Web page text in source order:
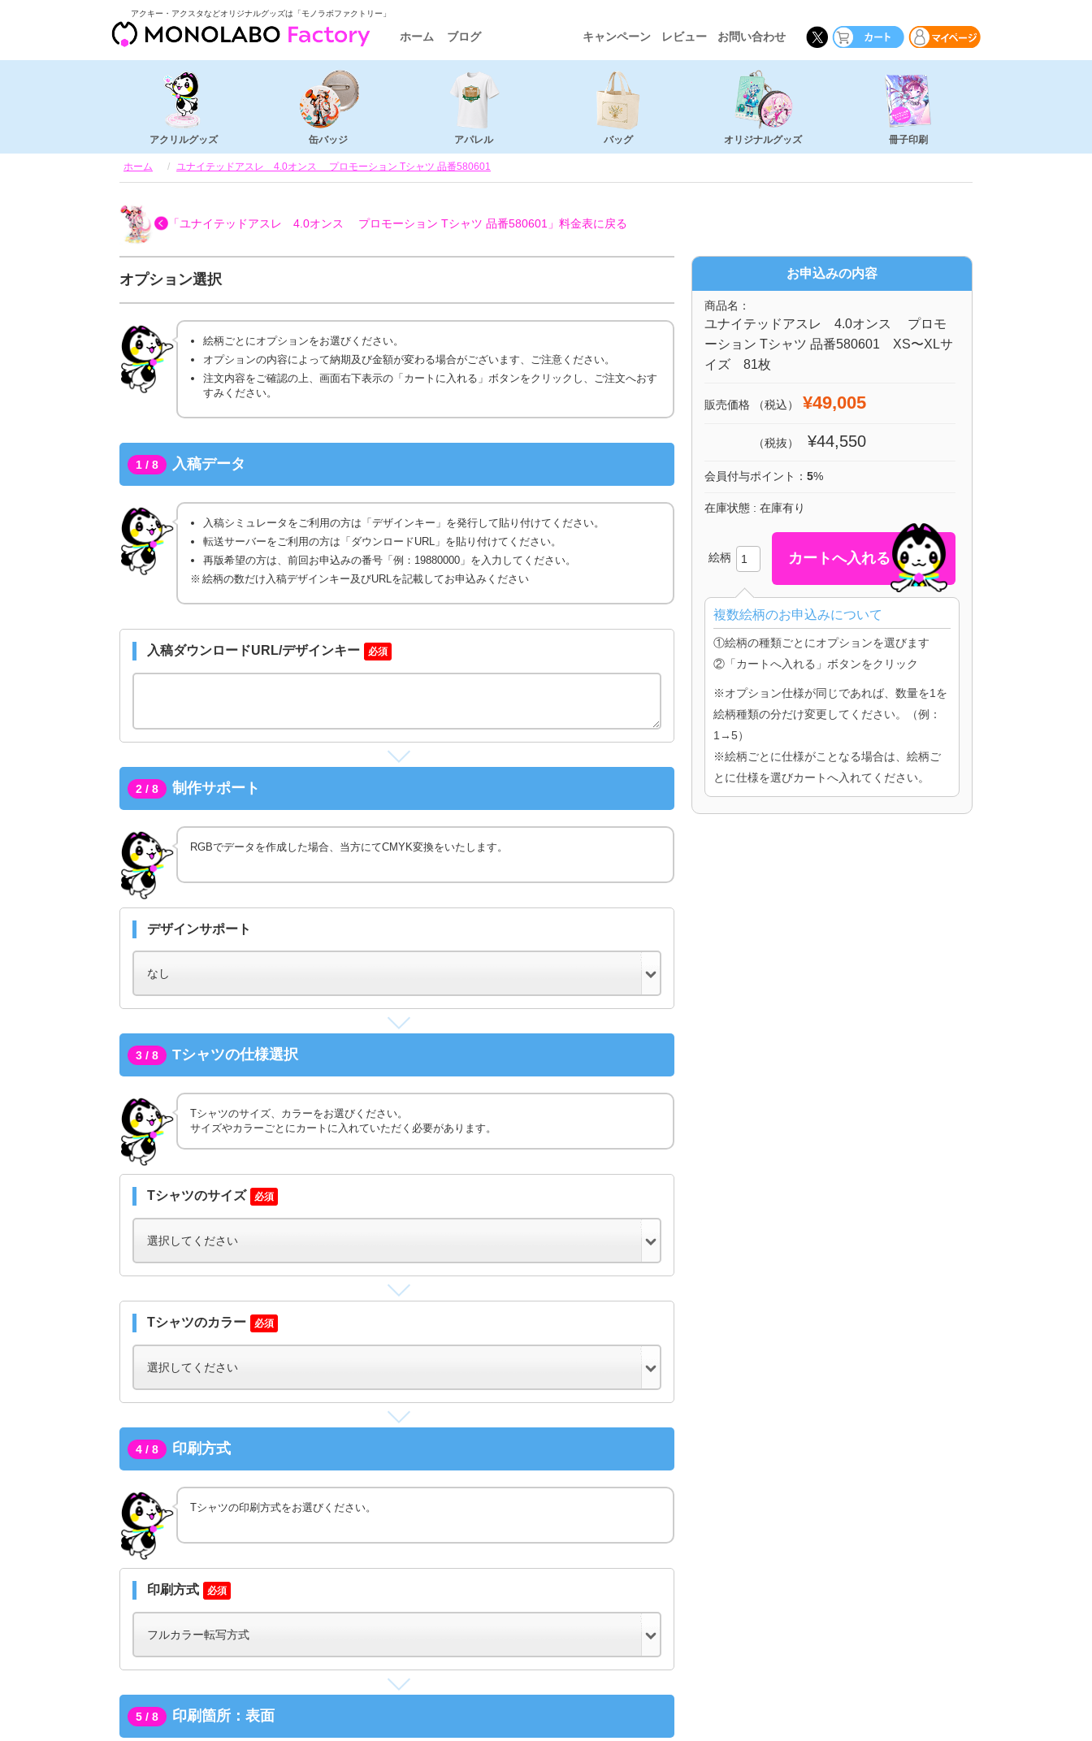
アクキー・アクスタなどオリジナルグッズは「モノラボファクトリー」
ホーム ブログ キャンペーン レビュー お問い合わせ
アクリルグッズ 缶バッジ アパレル バッグ オリジナルグッズ 冊子印刷
ホーム ユナイテッドアスレ 4.0オンス プロモーション Tシャツ 品番580601
「ユナイテッドアスレ 4.0オンス プロモーション Tシャツ 品番580601」 料金表に戻る
オプション選択
絵柄ごとにオプションをお選びください。
オプションの内容によって納期及び金額が変わる場合がございます、ご注意ください。
注文内容をご確認の上、画面右下表示の「カートに入れる」ボタンをクリックし、ご注文へおす
すみください。
1 / 8 入稿データ
入稿シミュレータをご利用の方は「デザインキー」を発行して貼り付けてください。
転送サーバーをご利用の方は「ダウンロードURL」を貼り付けてください。
再版希望の方は、前回お申込みの番号「例：19880000」を入力してください。
絵柄の数だけ入稿デザインキー及びURLを記載してお申込みください
入稿ダウンロードURL/デザインキー 必須
2 / 8 制作サポート
RGBでデータを作成した場合、当方にてCMYK変換をいたします。
デザインサポート
3 / 8 Tシャツの仕様選択
Tシャツのサイズ、カラーをお選びください。
サイズやカラーごとにカートに入れていただく必要があります。
Tシャツのサイズ 必須
Tシャツのカラー 必須
4 / 8 印刷方式
Tシャツの印刷方式をお選びください。
印刷方式 必須
5 / 8 印刷箇所：表面
お申込みの内容
商品名：
ユナイテッドアスレ 4.0オンス プロモ
ーション Tシャツ 品番580601 XS〜XLサ
イズ 81枚
販売価格 （税込） ¥49,005
（税抜） ¥44,550
会員付与ポイント： 5%
在庫状態 : 在庫有り
絵柄
複数絵柄のお申込みについて
①絵柄の種類ごとにオプションを選びます
②「カートへ入れる」ボタンをクリック
※オプション仕様が同じであれば、数量を1を
絵柄種類の分だけ変更してください。（例：
1→5）
※絵柄ごとに仕様がことなる場合は、絵柄ご
とに仕様を選びカートへ入れてください。